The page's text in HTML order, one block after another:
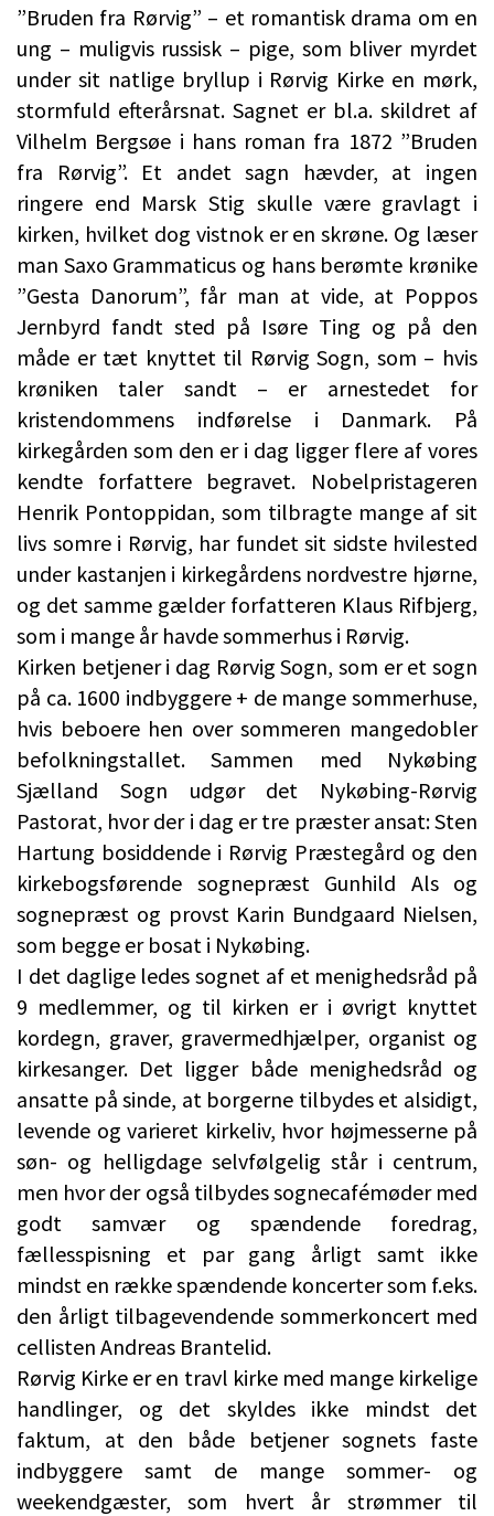
”Bruden fra Rørvig” – et romantisk drama om en
ung – muligvis russisk – pige, som bliver myrdet
under sit natlige bryllup i Rørvig Kirke en mørk,
stormfuld efterårsnat. Sagnet er bl.a. skildret af
Vilhelm Bergsøe i hans roman fra 1872 ”Bruden
fra Rørvig”. Et andet sagn hævder, at ingen
ringere end Marsk Stig skulle være gravlagt i
kirken, hvilket dog vistnok er en skrøne. Og læser
man Saxo Grammaticus og hans berømte krønike
”Gesta Danorum”, får man at vide, at Poppos
Jernbyrd fandt sted på Isøre Ting og på den
måde er tæt knyttet til Rørvig Sogn, som – hvis
krøniken taler sandt – er arnestedet for
kristendommens indførelse i Danmark. På
kirkegården som den er i dag ligger flere af vores
kendte forfattere begravet. Nobelpristageren
Henrik Pontoppidan, som tilbragte mange af sit
livs somre i Rørvig, har fundet sit sidste hvilested
under kastanjen i kirkegårdens nordvestre hjørne,
og det samme gælder forfatteren Klaus Rifbjerg,
som i mange år havde sommerhus i Rørvig.
Kirken betjener i dag Rørvig Sogn, som er et sogn
på ca. 1600 indbyggere + de mange sommerhuse,
hvis beboere hen over sommeren mangedobler
befolkningstallet. Sammen med Nykøbing
Sjælland Sogn udgør det Nykøbing-Rørvig
Pastorat, hvor der i dag er tre præster ansat: Sten
Hartung bosiddende i Rørvig Præstegård og den
kirkebogsførende sognepræst Gunhild Als og
sognepræst og provst Karin Bundgaard Nielsen,
som begge er bosat i Nykøbing.
I det daglige ledes sognet af et menighedsråd på
9 medlemmer, og til kirken er i øvrigt knyttet
kordegn, graver, gravermedhjælper, organist og
kirkesanger. Det ligger både menighedsråd og
ansatte på sinde, at borgerne tilbydes et alsidigt,
levende og varieret kirkeliv, hvor højmesserne på
søn- og helligdage selvfølgelig står i centrum,
men hvor der også tilbydes sognecafémøder med
godt samvær og spændende foredrag,
fællesspisning et par gang årligt samt ikke
mindst en række spændende koncerter som f.eks.
den årligt tilbagevendende sommerkoncert med
cellisten Andreas Brantelid.
Rørvig Kirke er en travl kirke med mange kirkelige
handlinger, og det skyldes ikke mindst det
faktum, at den både betjener sognets faste
indbyggere samt de mange sommer- og
weekendgæster, som hvert år strømmer til